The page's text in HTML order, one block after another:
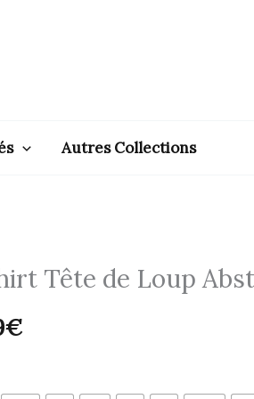
Autres Collections
Tête de Loup
€